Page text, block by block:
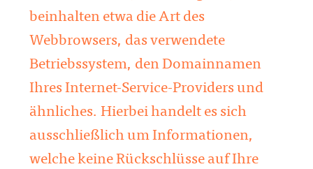
beinhalten etwa die Art des
Webbrowsers, das verwendete
Betriebssystem, den Domainnamen
Ihres Internet-Service-Providers und
ähnliches. Hierbei handelt es sich
ausschließlich um Informationen,
welche keine Rückschlüsse auf Ihre